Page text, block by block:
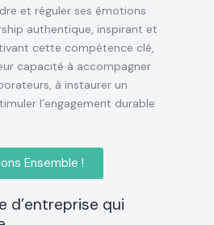
et réguler ses émotions
authentique, inspirant et
cette compétence clé,
capacité à accompagner
à instaurer un
l’engagement durable
Ensemble !
d’entreprise qui